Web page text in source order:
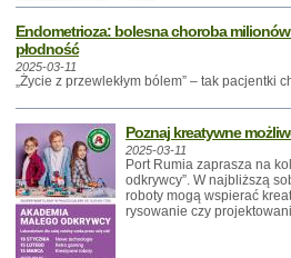
Endometrioza: bolesna choroba
płodność
2025-03-11
„Życie z przewlekłym bólem” – tak pacjentki
Poznaj kreatywne
2025-03-11
Port Rumia zaprasza na
odkrywcy”. W najbliższą
roboty mogą wspierać
rysowanie czy